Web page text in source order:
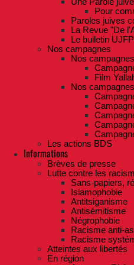
Pour
Paroles juives
La Revue "De
Le bulletin
Nos campagnes
Nos
Film
Nos
Les actions BDS
Informations
Brèves de presse
Lutte contre les
Sans-papiers,
Islamophobie
Antitsiganisme
Antisémitisme
Négrophobie
Racisme anti-
Racisme
Atteintes aux libertés
En région